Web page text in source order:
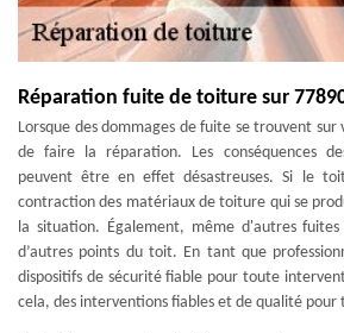
Réparation fuite de toiture sur
Lorsque des dommages de fuite se trouvent
de faire la réparation. Les conséquences
peuvent être en effet désastreuses. Si le
contraction des matériaux de toiture qui se
la situation. Également, même d'autres
d’autres points du toit. En tant que
dispositifs de sécurité fiable pour toute
cela, des interventions fiables et de qualité pour